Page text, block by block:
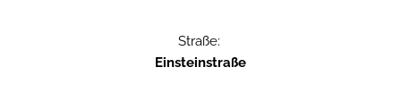
Straße:
Einsteinstraße